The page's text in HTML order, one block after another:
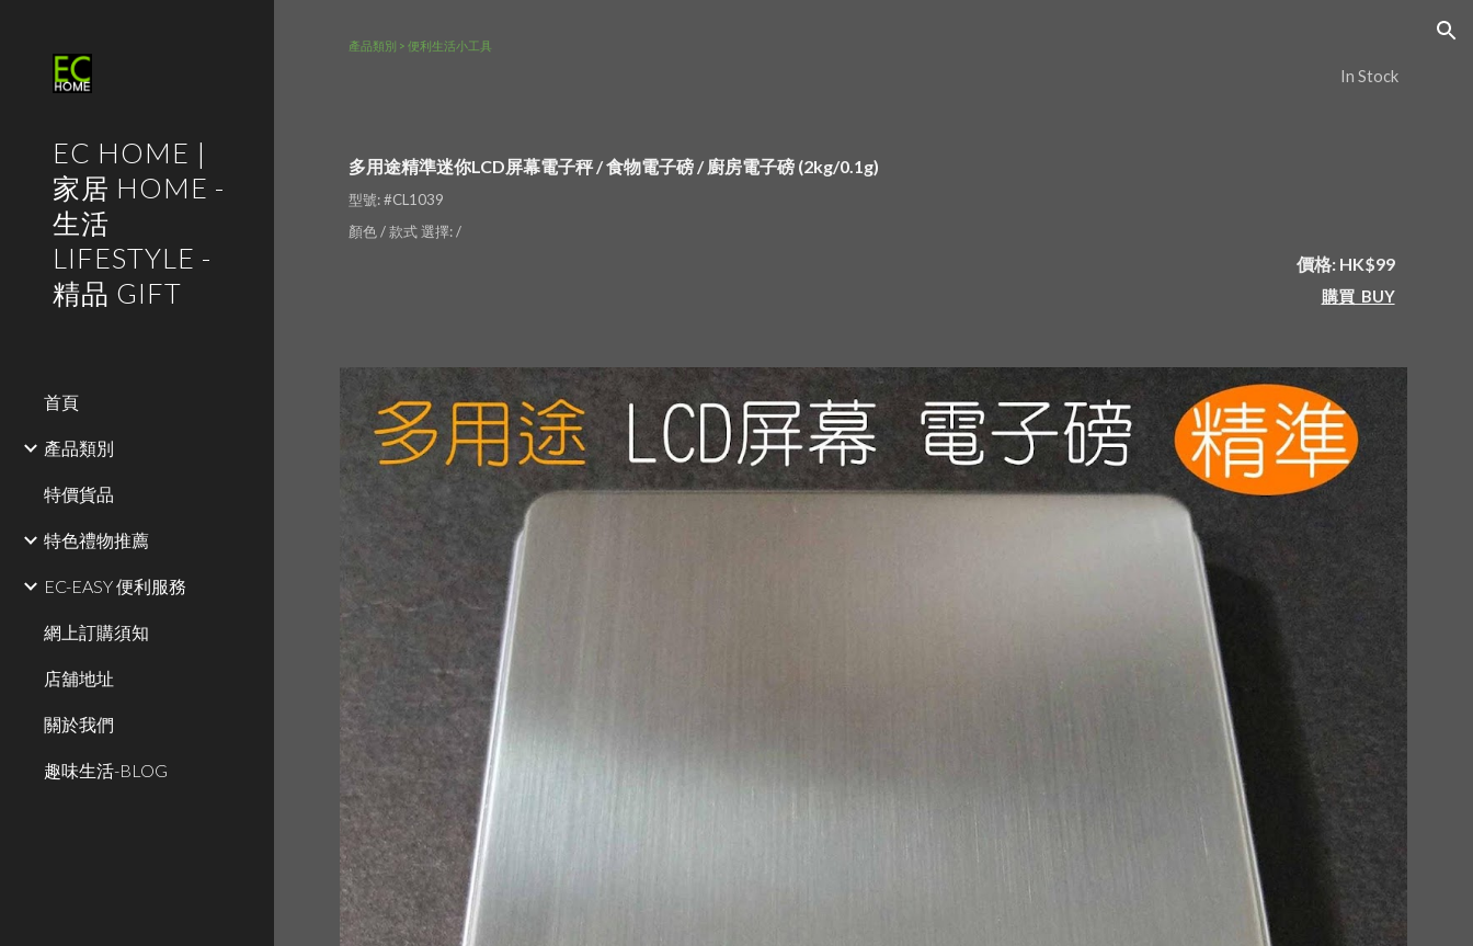
Skip to main content
EC HOME |
家居 HOME -
生活
LIFESTYLE -
精品 GIFT
首頁
產品類別
特價貨品
特色禮物推薦
EC-EASY 便利服務
網上訂購須知
店舖地址
關於我們
趣味生活-BLOG
產品類別 > 便利生活小工具
In Stock
多用途精準迷你LCD屏幕電子秤 / 食物電子磅 / 廚房電子磅 (2kg/0.1g)
型號: #CL1039
顏色 / 款式 選擇: /
價格: HK$99
購買  BUY